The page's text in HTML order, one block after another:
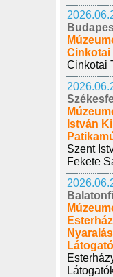
Cinkotai
Cinkotai
István
Szent
Fekete